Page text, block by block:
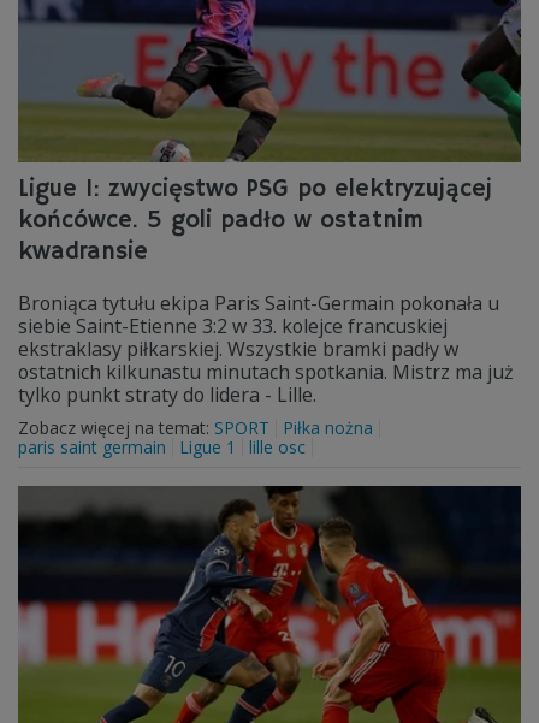
Ligue 1: zwycięstwo PSG po elektryzującej
końcówce. 5 goli padło w ostatnim
kwadransie
Broniąca tytułu ekipa Paris Saint-Germain pokonała u
siebie Saint-Etienne 3:2 w 33. kolejce francuskiej
ekstraklasy piłkarskiej. Wszystkie bramki padły w
ostatnich kilkunastu minutach spotkania. Mistrz ma już
tylko punkt straty do lidera - Lille.
Zobacz więcej na temat: SPORT
Piłka nożna
paris saint germain
Ligue 1 lille osc